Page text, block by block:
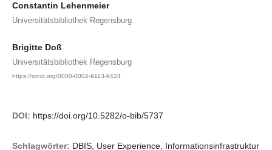
Constantin Lehenmeier
Universitätsbibliothek Regensburg
Brigitte Doß
Universitätsbibliothek Regensburg
https://orcid.org/0000-0002-9113-9424
DOI: https://doi.org/10.5282/o-bib/5737
Schlagwörter: DBIS, User Experience, Informationsinfrastruktur